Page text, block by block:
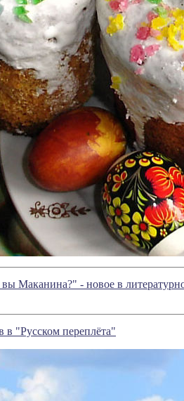
Маканина?" - новое в
в "Русском переплёта"